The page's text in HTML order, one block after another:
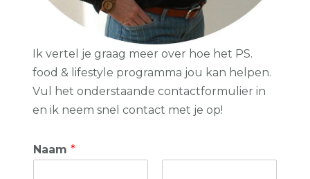
Ik vertel je graag meer over hoe het PS.
food & lifestyle programma jou kan helpen.
Vul het onderstaande contactformulier in
en ik neem snel contact met je op!
Naam*